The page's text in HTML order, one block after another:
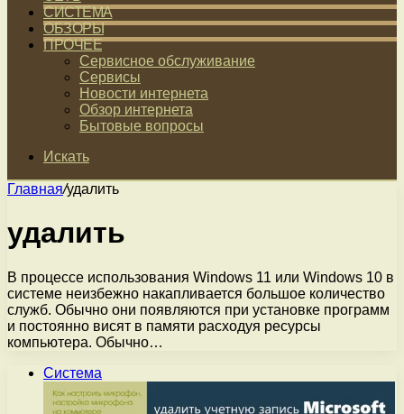
СИСТЕМА
ОБЗОРЫ
ПРОЧЕЕ
Сервисное обслуживание
Сервисы
Новости интернета
Обзор интернета
Бытовые вопросы
Искать
Главная/удалить
удалить
В процессе использования Windows 11 или Windows 10 в
системе неизбежно накапливается большое количество
служб. Обычно они появляются при установке программ
и постоянно висят в памяти расходуя ресурсы
компьютера. Обычно…
Система